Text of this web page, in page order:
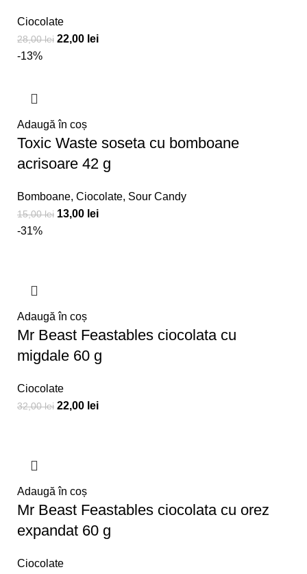
Ciocolate
28,00lei 22,00 lei
-13%
Adaugă în coș
Toxic Waste soseta cu bomboane
acrisoare 42 g
Bomboane, Ciocolate, Sour Candy
15,00lei 13,00 lei
-31%
Adaugă în coș
Mr Beast Feastables ciocolata cu
migdale 60 g
Ciocolate
32,00lei 22,00 lei
Adaugă în coș
Mr Beast Feastables ciocolata cu orez
expandat 60 g
Ciocolate